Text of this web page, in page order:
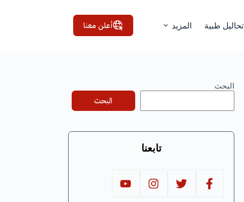
تحاليل طبية المزيد أعلن معنا
البحث
البحث
تابعنا